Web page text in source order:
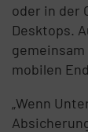
oder in der
Desktops.
mobilen
„Wenn